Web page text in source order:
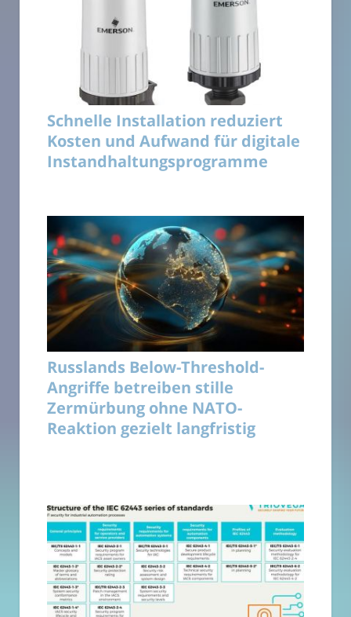
Schnelle Installation reduziert
Kosten und Aufwand für digitale
Instandhaltungsprogramme
Russlands Below-Threshold-
Angriffe betreiben stille
Zermürbung ohne NATO-
Reaktion gezielt langfristig